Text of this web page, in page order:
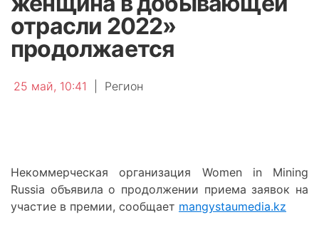
отрасли 2022»
продолжается
25 май, 10:41 Регион
Некоммерческая организация Women in Mining
Russia объявила о продолжении приема заявок на
участие в премии, сообщает mangystaumedia.kz